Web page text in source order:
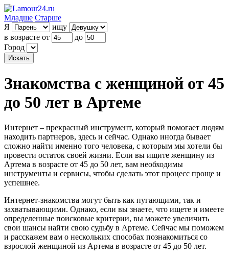
Младше Старше
Я
ищу
в возрасте от
до
Город
Знакомства с женщиной от 45
до 50 лет в Артеме
Интернет – прекрасный инструмент, который помогает людям
находить партнеров, здесь и сейчас. Однако иногда бывает
сложно найти именно того человека, с которым мы хотели бы
провести остаток своей жизни. Если вы ищите женщину из
Артема в возрасте от 45 до 50 лет, вам необходимы
инструменты и сервисы, чтобы сделать этот процесс проще и
успешнее.
Интернет-знакомства могут быть как пугающими, так и
захватывающими. Однако, если вы знаете, что ищете и имеете
определенные поисковые критерии, вы можете увеличить
свои шансы найти свою судьбу в Артеме. Сейчас мы поможем
и расскажем вам о нескольких способах познакомиться cо
взрослой женщиной из Артема в возрасте от 45 до 50 лет.